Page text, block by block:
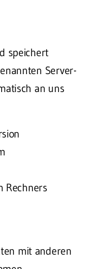
speichert
Server-
an uns
Rechners
mit anderen